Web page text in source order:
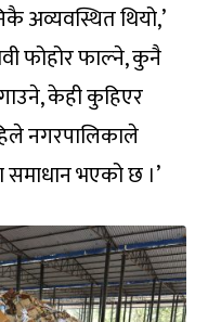
अव्यवस्थित थियो,’
फोहोर फाल्ने, कुनै
केही कुहिएर
नगरपालिकाले
भएको छ ।’